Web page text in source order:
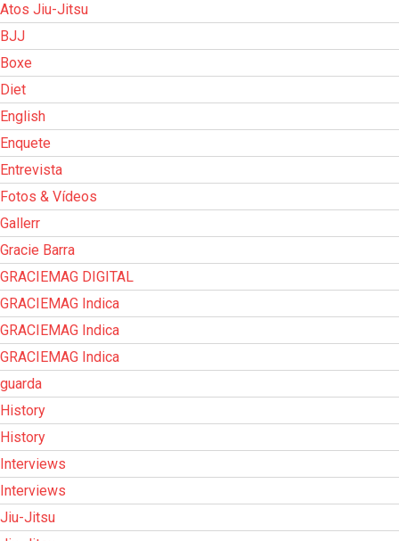
Atos Jiu-Jitsu
BJJ
Boxe
Diet
English
Enquete
Entrevista
Fotos & Vídeos
Gallerr
Gracie Barra
GRACIEMAG DIGITAL
GRACIEMAG Indica
GRACIEMAG Indica
GRACIEMAG Indica
guarda
History
History
Interviews
Interviews
Jiu-Jitsu